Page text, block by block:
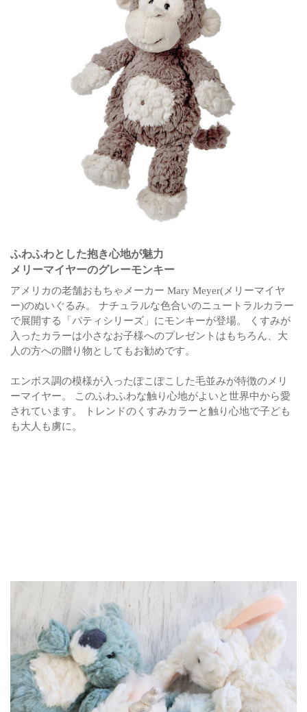
ふわふわとした抱き心地が魅力
メリーマイヤーのグレーモンキー
アメリカの老舗おもちゃメーカー Mary Meyer(メリーマイヤ
ー)のぬいぐるみ。 ナチュラルな色合いのニュートラルカラー
で展開する「パティシリーズ」にモンキーが登場。 くすみが
入ったカラーは小さなお子様へのプレゼントはもちろん、大
人の方への贈り物としてもお勧めです。
エンボス調の模様が入ったぽこぽこした毛並みが特徴のメリ
ーマイヤー。 このふわふわな触り心地がよいと世界中から愛
されています。 トレンドのくすみカラーと触り心地で子ども
も大人も虜に。